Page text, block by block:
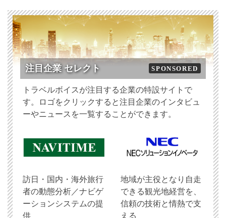
注目企業 セレクト SPONSORED
トラベルボイスが注目する企業の特設サイトで
す。ロゴをクリックすると注目企業のインタビュ
ーやニュースを一覧することができます。
訪日・国内・海外旅行
者の動態分析／ナビゲ
ーションシステムの提
供
地域が主役となり自走
できる観光地経営を、
信頼の技術と情熱で支
える